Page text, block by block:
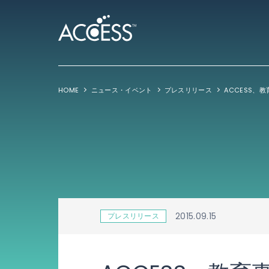
HOME ニュース・イベント プレスリリース
プレスリリース 2015.09.15